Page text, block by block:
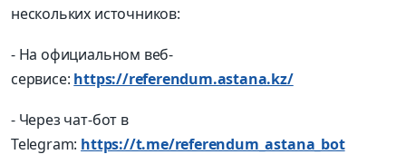
нескольких источников:
- На официальном веб-
сервисе: https://referendum.astana.kz/
- Через чат-бот в
Telegram: https://t.me/referendum_astana_bot